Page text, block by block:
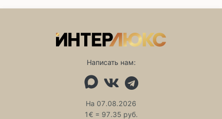
Написать нам:
На 07.08.2026
1€ = 97.35 руб.